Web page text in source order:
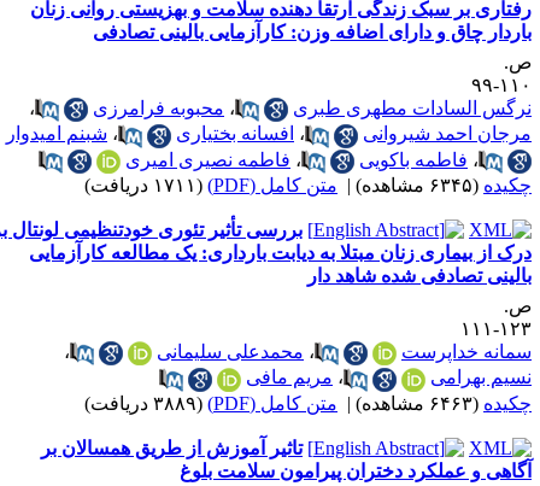
بر سبک زندگی ارتقا دهنده سلامت و بهزیستی روانی زنان
چاق و دارای اضافه وزن: کارآزمایی بالینی تصادفی
۹۹
السادات مطهری طبری
،محبوبه فرامرزی
،
احمد شیروانی
،افسانه بختیاری ،شبنم امیدوار
،فاطمه باکویی ،فاطمه نصیری امیری
(۶۳۴۵ مشاهده) | متن کامل (PDF) (۱۷۱۱ دریافت)
بررسی تأثیر تئوری خودتنظیمی لونتال بر
از بیماری زنان مبتلا به دیابت بارداری: یک مطالعه کارآزمایی
تصادفی شده شاهد دار
۱۱۱
خداپرست
،محمدعلی سلیمانی
،
بهرامی
،مریم مافی
(۶۴۶۳ مشاهده) | متن کامل (PDF) (۳۸۸۹ دریافت)
تاثیر آموزش از طریق همسالان بر
و عملکرد دختران پیرامون سلامت بلوغ